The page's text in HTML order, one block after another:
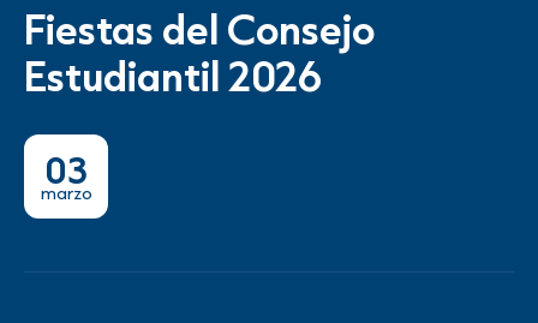
Fiestas del Consejo
Estudiantil 2026
03
marzo